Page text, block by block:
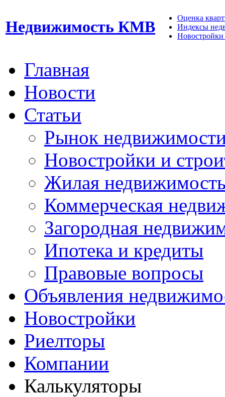
Недвижимость КМВ
Оценка
Индексы
Новостройки
Главная
Новости
Статьи
Рынок
Новостройки и
Жилая
Коммерческая
Загородная
Ипотека и кредиты
Правовые вопросы
Объявления
Новостройки
Риелторы
Компании
Калькуляторы